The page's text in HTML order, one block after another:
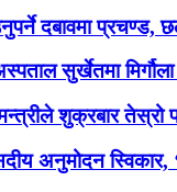
दबावमा प्रचण्ड,
सुर्खेतमा
शुक्रबार तेस्रो
अनुमोदन स्विकार,